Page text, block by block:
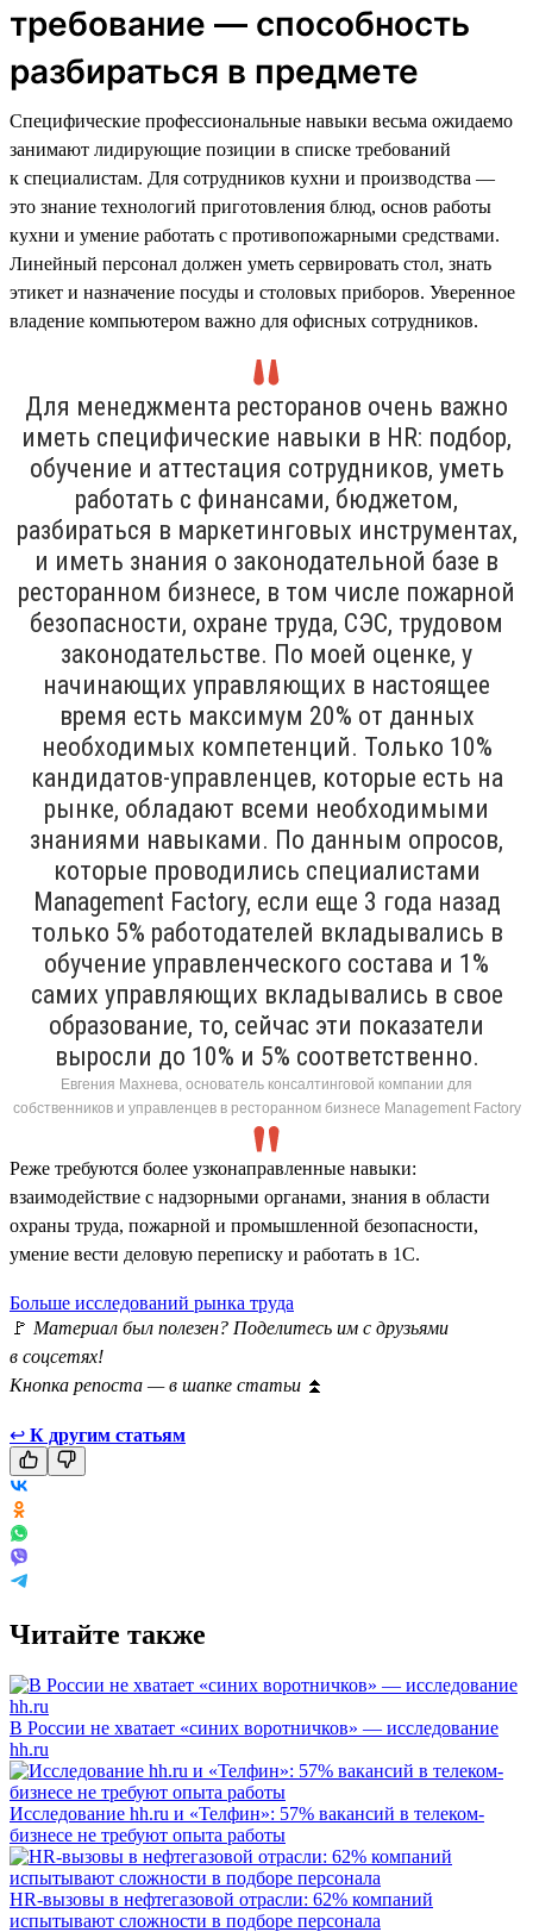
требование — способность
разбираться в предмете
Специфические профессиональные навыки весьма ожидаемо
занимают лидирующие позиции в списке требований
к специалистам. Для сотрудников кухни и производства —
это знание технологий приготовления блюд, основ работы
кухни и умение работать с противопожарными средствами.
Линейный персонал должен уметь сервировать стол, знать
этикет и назначение посуды и столовых приборов. Уверенное
владение компьютером важно для офисных сотрудников.
Для менеджмента ресторанов очень важно
иметь специфические навыки в HR: подбор,
обучение и аттестация сотрудников, уметь
работать с финансами, бюджетом,
разбираться в маркетинговых инструментах,
и иметь знания о законодательной базе в
ресторанном бизнесе, в том числе пожарной
безопасности, охране труда, СЭС, трудовом
законодательстве. По моей оценке, у
начинающих управляющих в настоящее
время есть максимум 20% от данных
необходимых компетенций. Только 10%
кандидатов-управленцев, которые есть на
рынке, обладают всеми необходимыми
знаниями навыками. По данным опросов,
которые проводились специалистами
Management Factory, если еще 3 года назад
только 5% работодателей вкладывались в
обучение управленческого состава и 1%
самих управляющих вкладывались в свое
образование, то, сейчас эти показатели
выросли до 10% и 5% соответственно.
Евгения Махнева, основатель консалтинговой компании для
собственников и управленцев в ресторанном бизнесе Management Factory
Реже требуются более узконаправленные навыки:
взаимодействие с надзорными органами, знания в области
охраны труда, пожарной и промышленной безопасности,
умение вести деловую переписку и работать в 1С.
Больше исследований рынка труда
🚩 Материал был полезен? Поделитесь им с друзьями
в соцсетях!
Кнопка репоста — в шапке статьи ⏫
↩ К другим статьям
Читайте также
В России не хватает «синих воротничков» — исследование
hh.ru
Исследование hh.ru и «Телфин»: 57% вакансий в телеком-
бизнесе не требуют опыта работы
HR-вызовы в нефтегазовой отрасли: 62% компаний
испытывают сложности в подборе персонала